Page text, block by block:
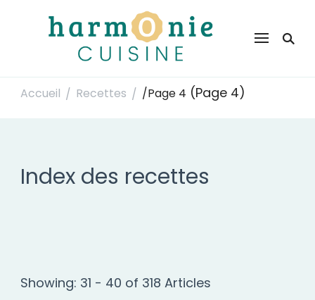
Harmonie Cuisine
Accueil / Recettes / /Page 4 (Page 4)
Index des recettes
Showing: 31 - 40 of 318 Articles